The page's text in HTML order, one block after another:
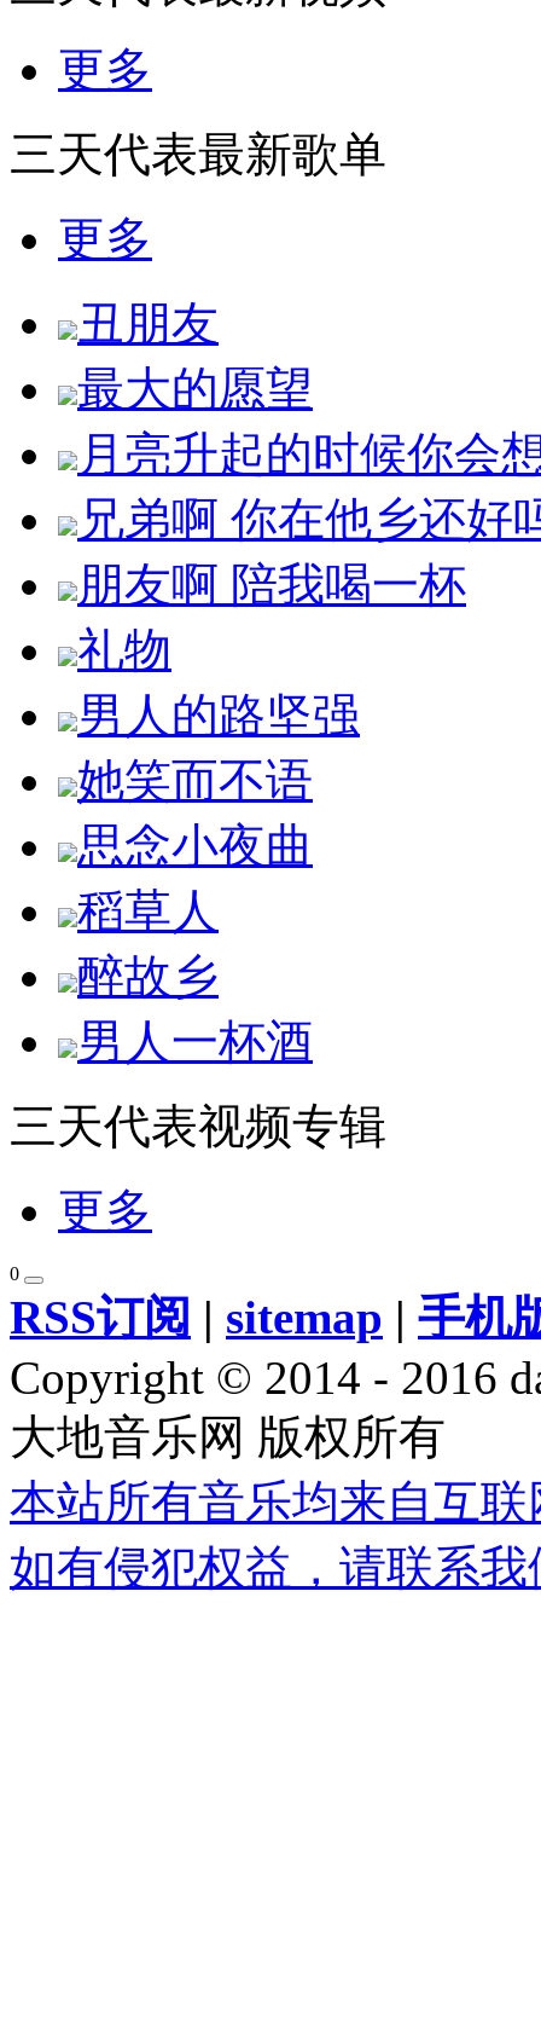
更多
三天代表最新歌单
更多
丑朋友
最大的愿望
月亮升起的时候你会
兄弟啊 你在他乡还好
朋友啊 陪我喝一杯
礼物
男人的路坚强
她笑而不语
思念小夜曲
稻草人
醉故乡
男人一杯酒
三天代表视频专辑
更多
0
RSS订阅 | sitemap | 手机
Copyright © 2014 - 2016
大地音乐网 版权所有
本站所有音乐均来自互
如有侵犯权益，请联系